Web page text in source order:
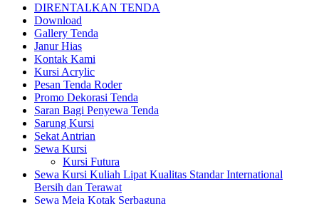
DIRENTALKAN TENDA
Download
Gallery Tenda
Janur Hias
Kontak Kami
Kursi Acrylic
Pesan Tenda Roder
Promo Dekorasi Tenda
Saran Bagi Penyewa Tenda
Sarung Kursi
Sekat Antrian
Sewa Kursi
Kursi Futura
Sewa Kursi Kuliah Lipat Kualitas Standar International
Bersih dan Terawat
Sewa Meja Kotak Serbaguna